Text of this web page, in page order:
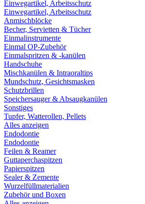
Einwegartikel, Arbeitsschutz
Einwegartikel, Arbeitsschutz
Anmischblöcke
Becher, Servietten & Tücher
Einmalinstrumente
Einmal OP-Zubehör
Einmalspritzen & -kanülen
Handschuhe
Mischkanülen & Intraoraltips
Mundschutz, Gesichtsmasken
Schutzbrillen
Speichersauger & Absaugkanülen
Sonstiges
Tupfer, Watterollen, Pellets
Alles anzeigen
Endodontie
Endodontie
Feilen & Reamer
Guttaperchaspitzen
Papierspitzen
Sealer & Zemente
Wurzelfüllmaterialien
Zubehör und Boxen